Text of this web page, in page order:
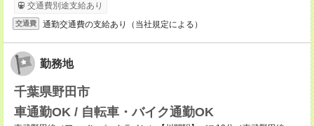
交通費別途支給あり
交通費 通勤交通費の支給あり（当社規定による）
勤務地
千葉県野田市
車通勤OK / 自転車・バイク通勤OK